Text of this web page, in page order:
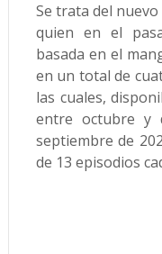
Se trata del
quien en el
basada en el
en un total de
las cuales,
entre octubre y
septiembre de
de 13 episodios